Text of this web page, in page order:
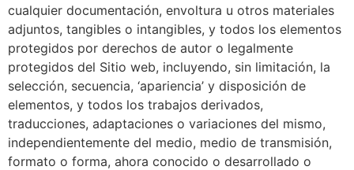
cualquier documentación, envoltura u otros materiales
adjuntos, tangibles o intangibles, y todos los elementos
protegidos por derechos de autor o legalmente
protegidos del Sitio web, incluyendo, sin limitación, la
selección, secuencia, ‘apariencia’ y disposición de
elementos, y todos los trabajos derivados,
traducciones, adaptaciones o variaciones del mismo,
independientemente del medio, medio de transmisión,
formato o forma, ahora conocido o desarrollado o